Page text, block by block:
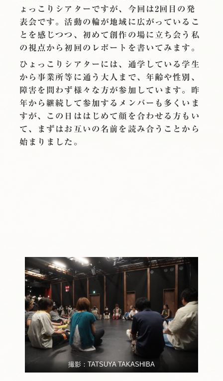
ょっこりシアターですが、今回は2回目の発
表会です。活動の輪が地域に広がっているこ
とを感じつつ、初めて創作の場に立ち会う私
の視点から初回のレポートを書いてみます。
ひょっこりシアターには、通学している学生
から事業所等に通う大人まで、年齢や性別、
障害を問わず様々な方が参加しています。昨
年から継続して参加するメンバーも多くいま
すが、この日ははじめて顔を合わせる方もい
て、まずはお互いの名前を読み合うことから
始まりました。
撮影：TATSUYA TAKASHIBA